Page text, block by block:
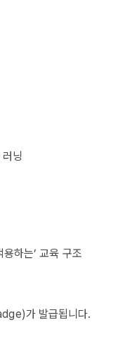
닝
하는’ 교육 구조
가 발급됩니다.